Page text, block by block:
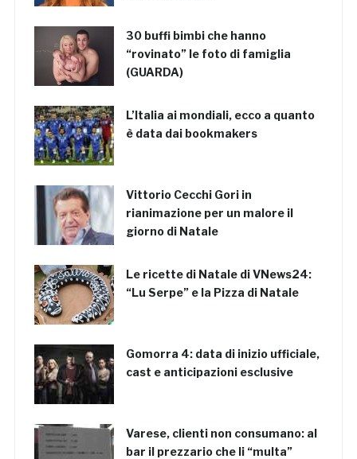
30 buffi bimbi che hanno
“rovinato” le foto di famiglia
(GUARDA)
L’Italia ai mondiali, ecco a quanto
è data dai bookmakers
Vittorio Cecchi Gori in
rianimazione per un malore il
giorno di Natale
Le ricette di Natale di VNews24:
“Lu Serpe” e la Pizza di Natale
Gomorra 4: data di inizio ufficiale,
cast e anticipazioni esclusive
Varese, clienti non consumano: al
bar il prezzario che li “multa”